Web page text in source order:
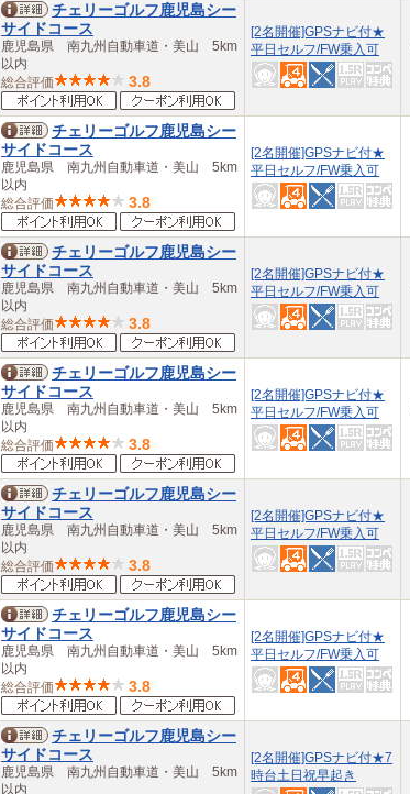
チェリーゴルフ鹿児島シー
サイドコース
鹿児島県 南九州自動車道・美山 5km
以内
総合評価
3.8
[2名開催]GPSナビ付★
平日セルフ/FW乗入可
チェリーゴルフ鹿児島シー
サイドコース
鹿児島県 南九州自動車道・美山 5km
以内
総合評価
3.8
[2名開催]GPSナビ付★
平日セルフ/FW乗入可
チェリーゴルフ鹿児島シー
サイドコース
鹿児島県 南九州自動車道・美山 5km
以内
総合評価
3.8
[2名開催]GPSナビ付★
平日セルフ/FW乗入可
チェリーゴルフ鹿児島シー
サイドコース
鹿児島県 南九州自動車道・美山 5km
以内
総合評価
3.8
[2名開催]GPSナビ付★
平日セルフ/FW乗入可
チェリーゴルフ鹿児島シー
サイドコース
鹿児島県 南九州自動車道・美山 5km
以内
総合評価
3.8
[2名開催]GPSナビ付★
平日セルフ/FW乗入可
チェリーゴルフ鹿児島シー
サイドコース
鹿児島県 南九州自動車道・美山 5km
以内
総合評価
3.8
[2名開催]GPSナビ付★
平日セルフ/FW乗入可
チェリーゴルフ鹿児島シー
サイドコース
鹿児島県 南九州自動車道・美山 5km
以内
[2名開催]GPSナビ付★7
時台土日祝早起き